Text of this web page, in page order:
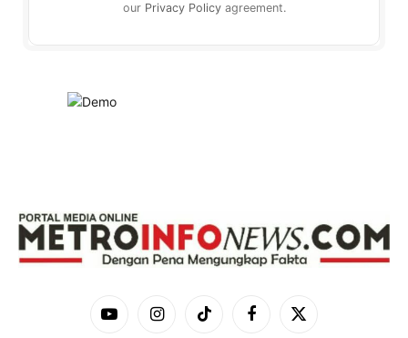
our Privacy Policyagreement.
YouTubeInstagramTikTok Facebook
X